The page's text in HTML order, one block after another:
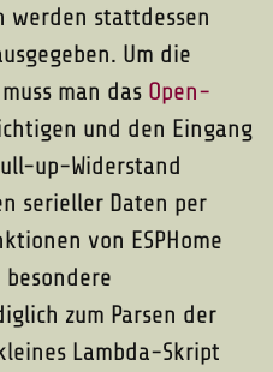
werden stattdessen
Um die
man das Open-
und den Eingang
up-Widerstand
serieller Daten per
von ESPHome
zum Parsen der
Lambda-Skript